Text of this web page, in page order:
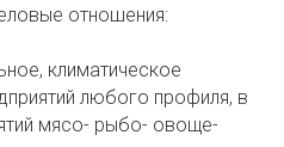
отношения:
климатическое
любого профиля, в
мясо- рыбо- овоще-